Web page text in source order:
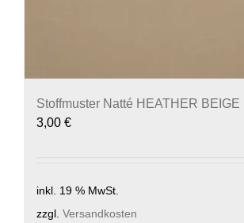
Stoffmuster Natté HEATHER BEIGE
3,00 €
inkl. 19 % MwSt.
zzgl. Versandkosten